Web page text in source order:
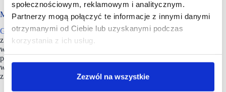
społecznościowym, reklamowym i analitycznym.
Partnerzy mogą połączyć te informacje z innymi danymi
otrzymanymi od Ciebie lub uzyskanymi podczas
korzystania z ich usług.
Zezwól na wszystkie
Modowa wizytówka prawobrzeżnej części Warszawy
G City Promenada z powierzchnią 63 tys. mkw. jest jednym
z największych centrów handlowych w Polsce oraz modową
wizytówką prawobrzeżnej części stolicy. Budynek centrum,
położony w samym sercu warszawskiej Pragi-Południe, swoim
wyglądem nawiązuje do koncepcji Grand Magasin, znanej
z najlepszych galerii handlowych Londynu czy Paryża.